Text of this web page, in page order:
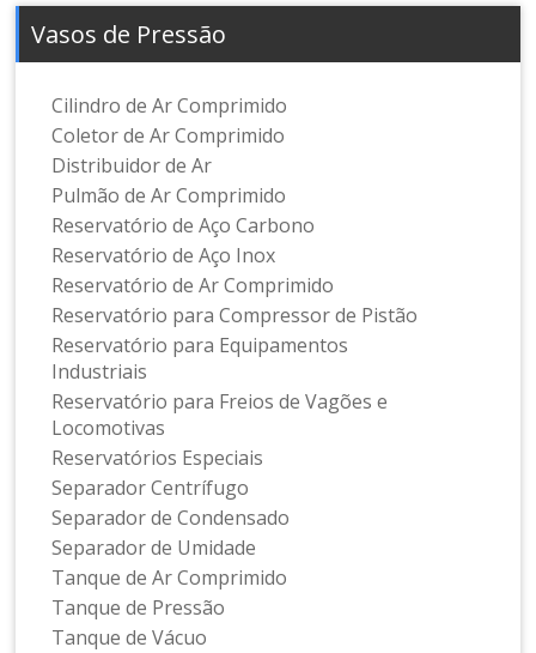
Vasos de Pressão
Cilindro de Ar Comprimido
Coletor de Ar Comprimido
Distribuidor de Ar
Pulmão de Ar Comprimido
Reservatório de Aço Carbono
Reservatório de Aço Inox
Reservatório de Ar Comprimido
Reservatório para Compressor de Pistão
Reservatório para Equipamentos
Industriais
Reservatório para Freios de Vagões e
Locomotivas
Reservatórios Especiais
Separador Centrífugo
Separador de Condensado
Separador de Umidade
Tanque de Ar Comprimido
Tanque de Pressão
Tanque de Vácuo